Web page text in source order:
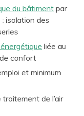
recours aux ENR
et économie
choix robustes
en exploitation
de Performance
du bâtiment par
isolation des
liée au
confort
et minimum
de l’air